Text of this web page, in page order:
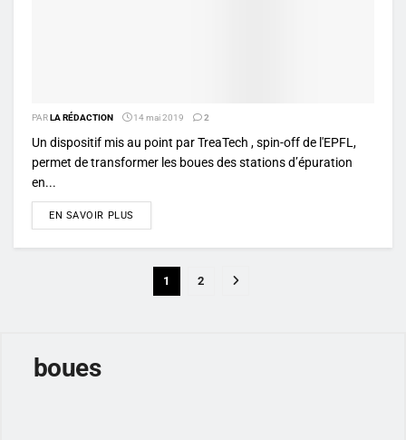
PARLA RÉDACTION 14 mai 2019 2
Un dispositif mis au point par TreaTech , spin-off de l'EPFL,
permet de transformer les boues des stations d’épuration
en...
EN SAVOIR PLUS
1 2
boues